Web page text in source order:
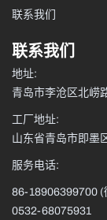
联系我们
联系我们
地址:
青岛市李沧区北崂
工厂地址:
山东省青岛市即墨
服务电话:
86-18906399700(
0532-68075931